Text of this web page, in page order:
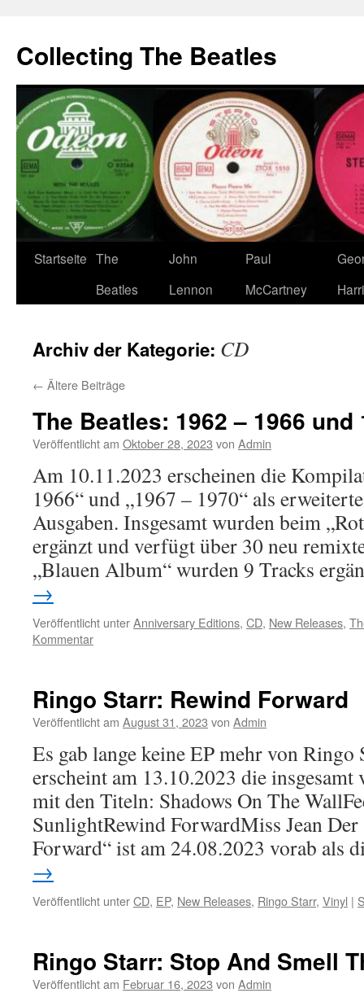
springen
Collecting The Beatles
Startseite The
Beatles
John
Lennon
Paul
McCartney
Archiv der Kategorie: CD
← Ältere Beiträge
The Beatles: 1962 – 1966 und
Veröffentlicht am Oktober 28, 2023 von Admin
Am 10.11.2023 erscheinen die
1966“ und „1967 – 1970“ als
Ausgaben. Insgesamt wurden beim
ergänzt und verfügt über 30 neu
„Blauen Album“ wurden 9 Tracks
→
Veröffentlicht unterAnniversary Editions, CD, New Releases,
Kommentar
Ringo Starr: Rewind Forward
Veröffentlicht am August 31, 2023 von Admin
Es gab lange keine EP mehr von Ringo
erscheint am 13.10.2023 die
mit den Titeln: Shadows On The
SunlightRewind ForwardMiss Jean Der
Forward“ ist am 24.08.2023 vorab
→
Veröffentlicht unterCD, EP, New Releases, Ringo Starr, Vinyl |
Ringo Starr: Stop And Smell
Veröffentlicht am Februar 16, 2023 von Admin